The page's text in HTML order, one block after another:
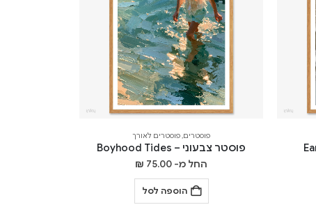
פוסטרים,פוסטרים לאורך
פוסטר צבעוני – Boyhood Tides
החל מ- ₪ 75.00
הוספה לסל